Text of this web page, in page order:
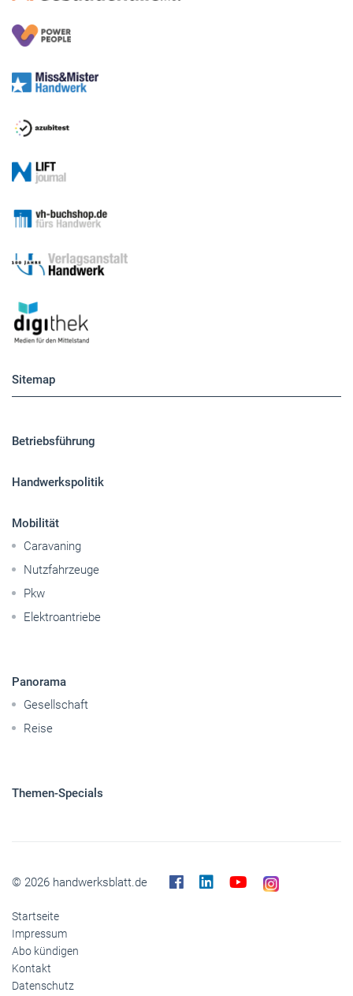
Sitemap
Betriebsführung
Handwerkspolitik
Mobilität
Caravaning
Nutzfahrzeuge
Pkw
Elektroantriebe
Panorama
Gesellschaft
Reise
Themen-Specials
© 2026 handwerksblatt.de
Startseite
Impressum
Abo kündigen
Kontakt
Datenschutz